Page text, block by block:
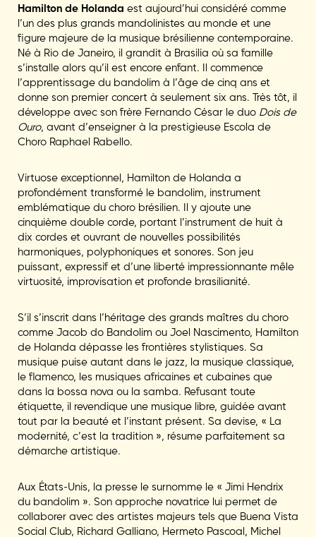
Hamilton de Holanda est aujourd’hui considéré comme
l’un des plus grands mandolinistes au monde et une
figure majeure de la musique brésilienne contemporaine.
Né à Rio de Janeiro, il grandit à Brasilia où sa famille
s’installe alors qu’il est encore enfant. Il commence
l’apprentissage du bandolim à l’âge de cinq ans et
donne son premier concert à seulement six ans. Très tôt, il
développe avec son frère Fernando César le duo Dois de
Ouro, avant d’enseigner à la prestigieuse Escola de
Choro Raphael Rabello.
Virtuose exceptionnel, Hamilton de Holanda a
profondément transformé le bandolim, instrument
emblématique du choro brésilien. Il y ajoute une
cinquième double corde, portant l’instrument de huit à
dix cordes et ouvrant de nouvelles possibilités
harmoniques, polyphoniques et sonores. Son jeu
puissant, expressif et d’une liberté impressionnante mêle
virtuosité, improvisation et profonde brasilianité.
S’il s’inscrit dans l’héritage des grands maîtres du choro
comme Jacob do Bandolim ou Joel Nascimento, Hamilton
de Holanda dépasse les frontières stylistiques. Sa
musique puise autant dans le jazz, la musique classique,
le flamenco, les musiques africaines et cubaines que
dans la bossa nova ou la samba. Refusant toute
étiquette, il revendique une musique libre, guidée avant
tout par la beauté et l’instant présent. Sa devise, « La
modernité, c’est la tradition », résume parfaitement sa
démarche artistique.
Aux États-Unis, la presse le surnomme le « Jimi Hendrix
du bandolim ». Son approche novatrice lui permet de
collaborer avec des artistes majeurs tels que Buena Vista
Social Club, Richard Galliano, Hermeto Pascoal, Michel